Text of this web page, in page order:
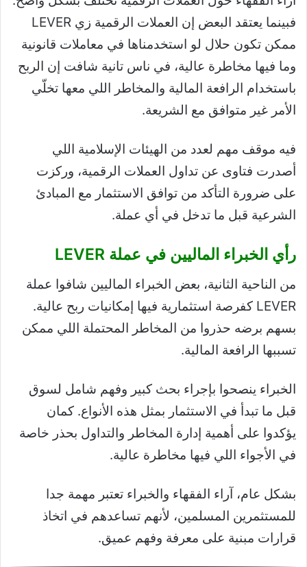
فبينما يعتقد البعض إن العملات الرقمية زي LEVER
ممكن تكون حلال لو استخدمناها في معاملات قانونية
وما فيها مخاطرة عالية، في ناس تانية شافت إن الربح
باستخدام الرافعة المالية والمخاطر اللي معها تخلّي
الأمر غير متوافق مع الشريعة.
فيه موقف مهم لعدد من الهيئات الإسلامية اللي
أصدرت فتاوى عن تداول العملات الرقمية، وركزت
على ضرورة التأكد من توافق الاستثمار مع المبادئ
الشرعية قبل ما تدخل في أي عملة.
رأي الخبراء الماليين في عملة LEVER
من الناحية الثانية، بعض الخبراء الماليين شافوا عملة
LEVER كفرصة استثمارية فيها إمكانيات ربح عالية.
بسهم برضه حذروا من المخاطر المحتملة اللي ممكن
تسببها الرافعة المالية.
الخبراء ينصحوا بإجراء بحث كبير وفهم شامل لسوق
قبل ما تبدأ في الاستثمار بمثل هذه الأنواع. كمان
يؤكدوا على أهمية إدارة المخاطر والتداول بحذر خاصة
في الأجواء اللي فيها مخاطرة عالية.
بشكل عام، آراء الفقهاء والخبراء تعتبر مهمة جدا
للمستثمرين المسلمين، لأنهم تساعدهم في اتخاذ
قرارات مبنية على معرفة وفهم عميق.